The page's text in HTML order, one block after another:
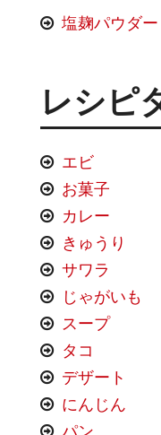
塩麹パウダー
レシピ
エビ
お菓子
カレー
きゅうり
サワラ
じゃがいも
スープ
タコ
デザート
にんじん
パン